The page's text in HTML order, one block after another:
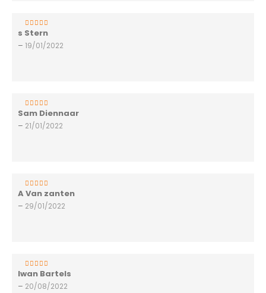
5van 5
s Stern
– 19/01/2022
5van 5
Sam Diennaar
– 21/01/2022
3van 5
A Van zanten
– 29/01/2022
5van 5
Iwan Bartels
– 20/08/2022